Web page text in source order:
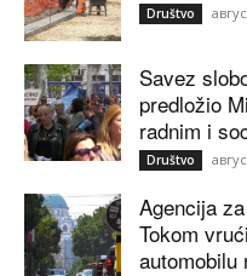
Društvo
Savez
predložio
radnim i
Društvo
Agencija
Tokom
automobilu